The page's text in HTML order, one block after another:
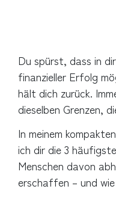
Du spürst, dass in
finanzieller Erfolg
hält dich zurück.
dieselben Grenzen,
In meinem
ich dir die 3
Menschen davon
erschaffen – und